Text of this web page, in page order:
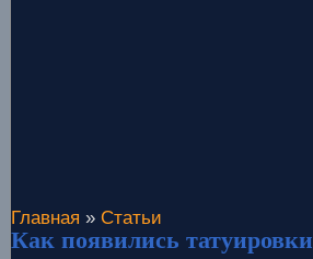
Главная » Статьи
Как появились татуировки